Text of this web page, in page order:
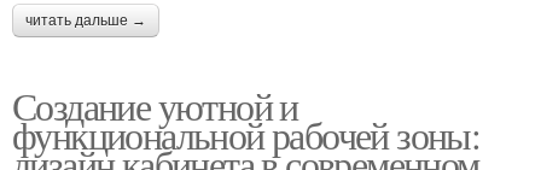
читать дальше →
Создание уютной и
функциональной рабочей зоны: